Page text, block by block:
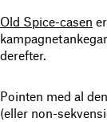
Old Spice-casen
derefter.
Pointen med al
(eller non-